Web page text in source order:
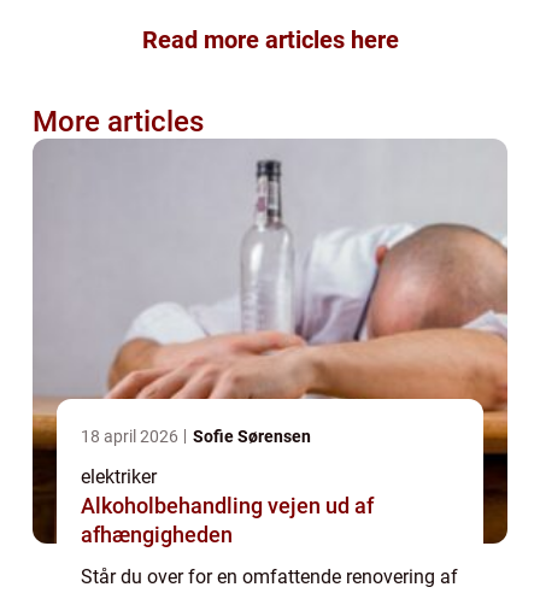
Read more articles here
More articles
18 april 2026 Sofie Sørensen
elektriker
Alkoholbehandling vejen ud af
afhængigheden
Står du over for en omfattende renovering af